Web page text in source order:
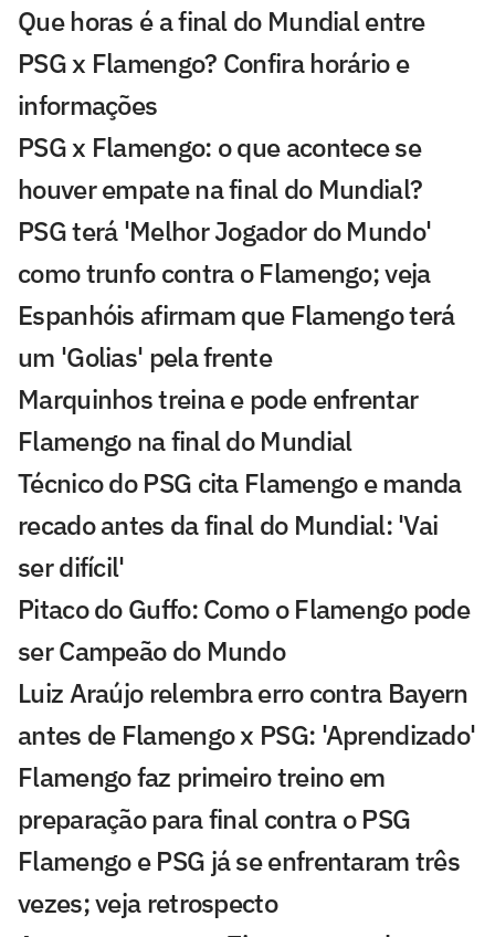
Que horas é a final do Mundial entre
PSG x Flamengo? Confira horário e
informações
PSG x Flamengo: o que acontece se
houver empate na final do Mundial?
PSG terá 'Melhor Jogador do Mundo'
como trunfo contra o Flamengo; veja
Espanhóis afirmam que Flamengo terá
um 'Golias' pela frente
Marquinhos treina e pode enfrentar
Flamengo na final do Mundial
Técnico do PSG cita Flamengo e manda
recado antes da final do Mundial: 'Vai
ser difícil'
Pitaco do Guffo: Como o Flamengo pode
ser Campeão do Mundo
Luiz Araújo relembra erro contra Bayern
antes de Flamengo x PSG: 'Aprendizado'
Flamengo faz primeiro treino em
preparação para final contra o PSG
Flamengo e PSG já se enfrentaram três
vezes; veja retrospecto